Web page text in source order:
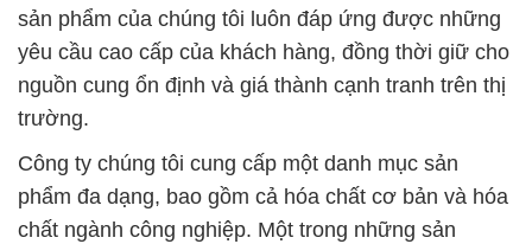
sản phẩm của chúng tôi luôn đáp ứng được những
yêu cầu cao cấp của khách hàng, đồng thời giữ cho
nguồn cung ổn định và giá thành cạnh tranh trên thị
trường.
Công ty chúng tôi cung cấp một danh mục sản
phẩm đa dạng, bao gồm cả hóa chất cơ bản và hóa
chất ngành công nghiệp. Một trong những sản